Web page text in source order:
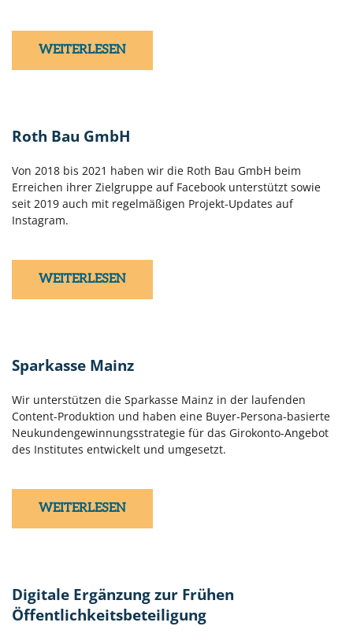
WEITERLESEN
Roth Bau GmbH
Von 2018 bis 2021 haben wir die Roth Bau GmbH beim
Erreichen ihrer Zielgruppe auf Facebook unterstützt sowie
seit 2019 auch mit regelmäßigen Projekt-Updates auf
Instagram.
WEITERLESEN
Sparkasse Mainz
Wir unterstützen die Sparkasse Mainz in der laufenden
Content-Produktion und haben eine Buyer-Persona-basierte
Neukundengewinnungsstrategie für das Girokonto-Angebot
des Institutes entwickelt und umgesetzt.
WEITERLESEN
Digitale Ergänzung zur Frühen
Öffentlichkeitsbeteiligung